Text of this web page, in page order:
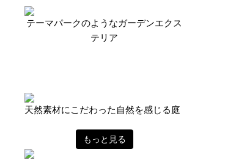
テーマパークのようなガーデンエクス
テリア
天然素材にこだわった自然を感じる庭
もっと見る